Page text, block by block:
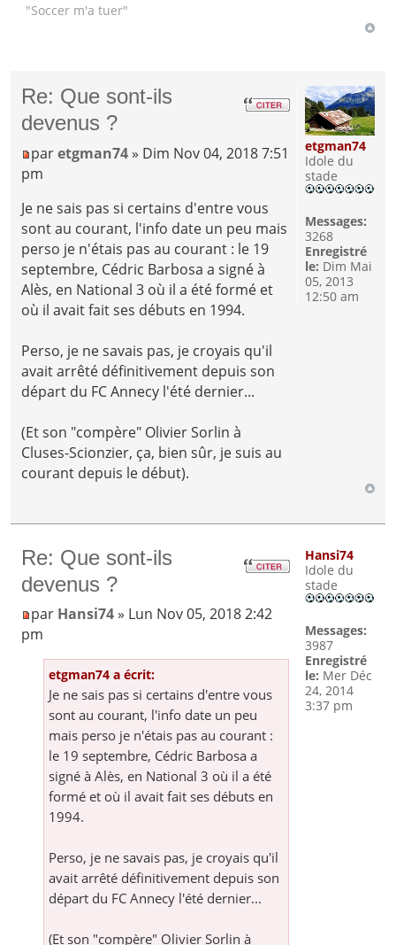
"Soccer m'a tuer"
Re: Que sont-ils
devenus ?
paretgman74 » Dim Nov 04, 2018 7:51
pm
Je ne sais pas si certains d'entre vous
sont au courant, l'info date un peu mais
perso je n'étais pas au courant : le 19
septembre, Cédric Barbosa a signé à
Alès, en National 3 où il a été formé et
où il avait fait ses débuts en 1994.
Perso, je ne savais pas, je croyais qu'il
avait arrêté définitivement depuis son
départ du FC Annecy l'été dernier...
(Et son "compère" Olivier Sorlin à
Cluses-Scionzier, ça, bien sûr, je suis au
courant depuis le début).
etgman74
Idole du
stade
Messages:
3268
Enregistré
le: Dim Mai
05, 2013
12:50 am
Re: Que sont-ils
devenus ?
par Hansi74» Lun Nov 05, 2018 2:42
pm
etgman74 a écrit:
Je ne sais pas si certains d'entre vous
sont au courant, l'info date un peu
mais perso je n'étais pas au courant :
le 19 septembre, Cédric Barbosa a
signé à Alès, en National 3 où il a été
formé et où il avait fait ses débuts en
1994.
Perso, je ne savais pas, je croyais qu'il
avait arrêté définitivement depuis son
départ du FC Annecy l'été dernier...
(Et son "compère" Olivier Sorlin à
Hansi74
Idole du
stade
Messages:
3987
Enregistré
le: Mer Déc
24, 2014
3:37 pm